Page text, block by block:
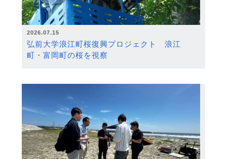
2026.07.15
弘前大学浪江町桜復興プロジェクト 浪江
町・富岡町の桜を視察